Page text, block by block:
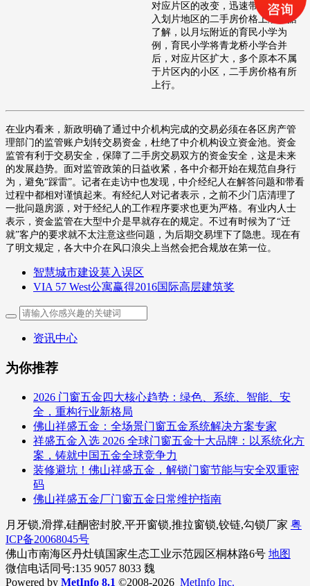
对应片区的改变，迅速带动了新纳
入划片地区的二手房价格上涨。据
了解，以月坛附近的育民小学为
例，育民小学将青龙桥小学合并
后，对应片区扩大，多个原本不属
于片区内的小区，二手房价格有所
上行。
在业内看来，新政明确了通过中介机构完成的交易必须在各区房产管
理部门的监管账户划转交易资金，杜绝了中介机构设立资金池。资金
监管有利于交易安全，保障了二手房交易双方的资金安全，这是未来
的发展趋势。面对监管政策的日益收紧，各中介都开始在规范自身行
为，避免“踩雷”。记者在走访中也发现，中介经纪人在解答问题和带看
过程中都相对谨慎起来。有经纪人对记者表示，之前不少门店清理了
一批问题房源，对于经纪人的工作程序要求也更为严格。有业内人士
表示，资金监管在大型中介是早就存在的规定。不过有时候为了“迁
就”客户的要求就不太注意这些问题，为后期交易埋下了隐患。现在有
了明文规定，各大中介在风口浪尖上当然会把合规放在第一位。
智慧城市建设莫入误区
VIA 57 West公寓赢得2016国际高层建筑奖
资讯中心
为你推荐
2026 门窗五金四大核心趋势：绿色、系统、智能、安
全，重构行业新格局
佛山祥盛五金：全场景门窗五金系统解决方案专家
祥盛五金入选 2026 全球门窗五金十大品牌：以系统化方
案，铸就中国五金全球竞争力
装修避坑！佛山祥盛五金，解锁门窗节能与安全双重密
码
佛山祥盛五金厂门窗五金日常维护指南
月牙锁,滑撑,硅酮密封胶,平开窗锁,推拉窗锁,铰链,勾锁厂家 粤
ICP备20068045号
佛山市南海区丹灶镇国家生态工业示范园区桐林路6号 地图
微信电话同号:135 9057 8033 魏
Powered by MetInfo 8.1 ©2008-2026 MetInfo Inc.